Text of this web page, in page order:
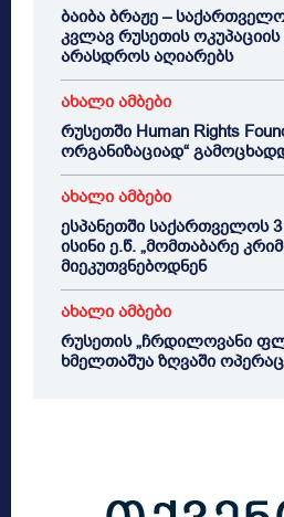
ბაიბა ბრაჟე –
კვლავ რუსეთის ოკუპაციის
არასდროს აღიარებს
ახალი ამბები
რუსეთში Human Rights
ორგანიზაციად“
ახალი ამბები
ესპანეთში საქართველოს
ისინი ე.წ. „მომთაბარე
მიეკუთვნებოდნენ
ახალი ამბები
რუსეთის „ჩრდილოვანი
ხმელთაშუა ზღვაში